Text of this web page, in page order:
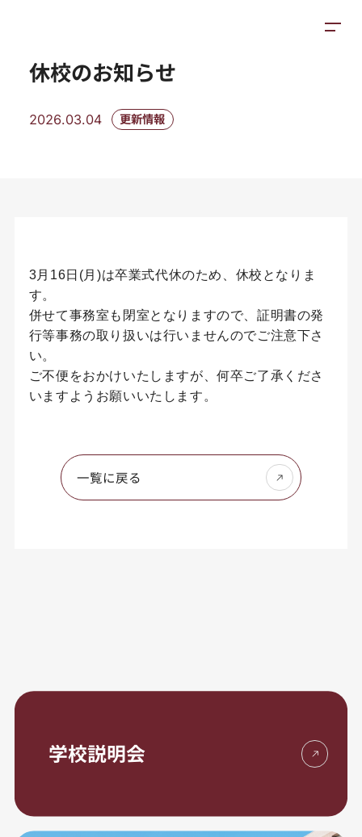
休校のお知らせ
2026.03.04 更新情報
3月16日(月)は卒業式代休のため、休校となりま
す。
併せて事務室も閉室となりますので、証明書の発
行等事務の取り扱いは行いませんのでご注意下さ
い。
ご不便をおかけいたしますが、何卒ご了承くださ
いますようお願いいたします。
一覧に戻る
学校説明会